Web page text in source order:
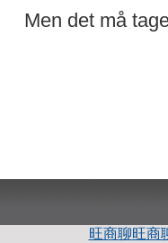
Men det må
旺商聊旺商